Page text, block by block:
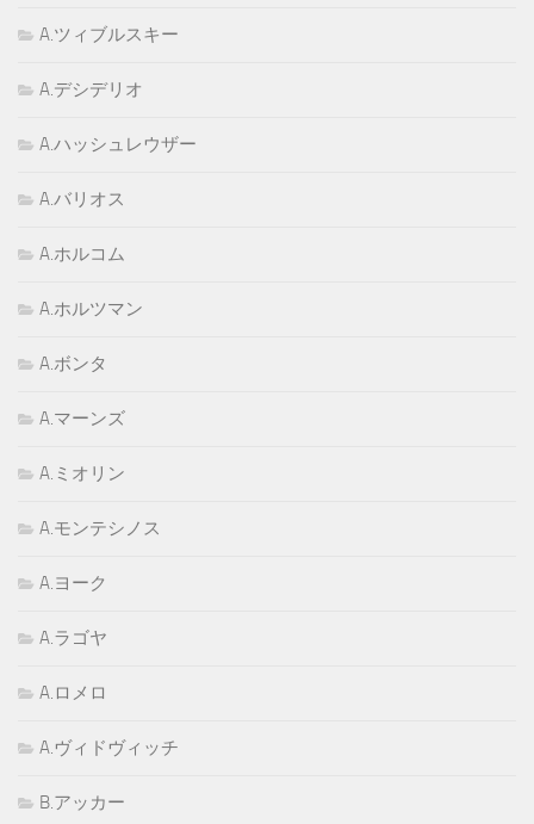
A.ツィブルスキー
A.デシデリオ
A.ハッシュレウザー
A.バリオス
A.ホルコム
A.ホルツマン
A.ボンタ
A.マーンズ
A.ミオリン
A.モンテシノス
A.ヨーク
A.ラゴヤ
A.ロメロ
A.ヴィドヴィッチ
B.アッカー